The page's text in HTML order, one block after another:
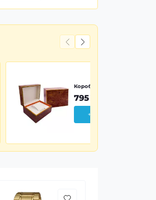
Коробочка дерево Wood
795 грн
+ Додати